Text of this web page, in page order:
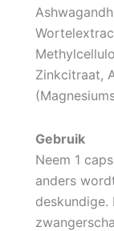
Zinkcitraat,
Gebruik
Neem 1
anders